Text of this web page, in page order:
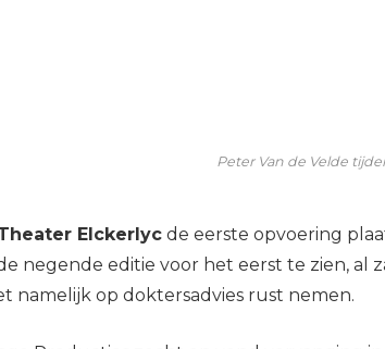
Peter Van de Velde
Elckerlycde eerste opvoering
negende editie voor het eerst te zien, al
namelijk op doktersadvies rust nemen.